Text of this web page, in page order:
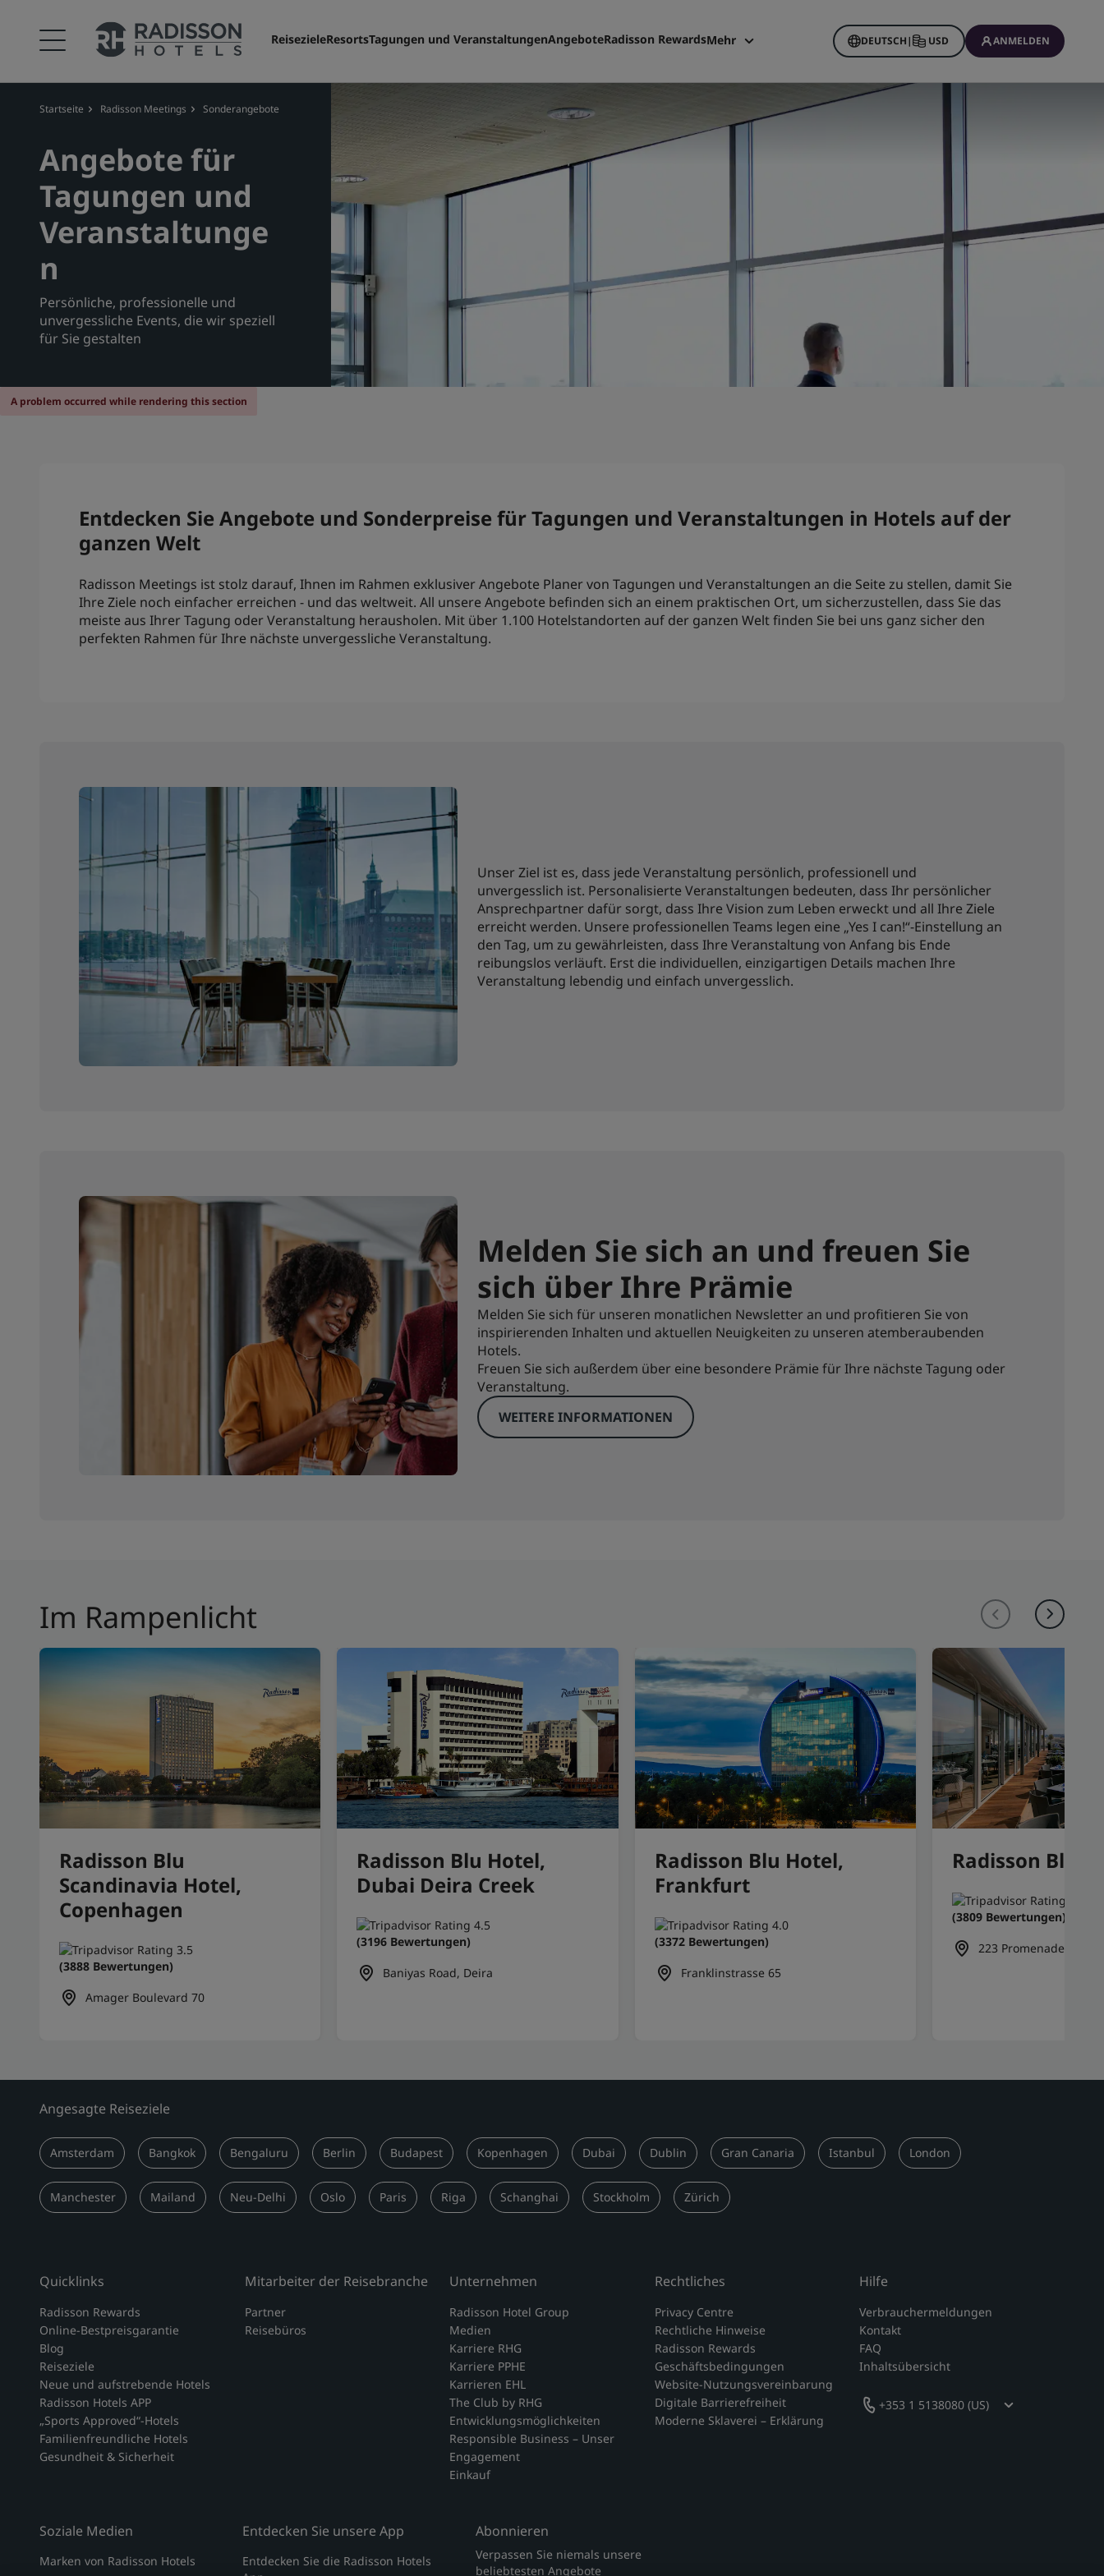
ReisezieleResortsTagungen und VeranstaltungenAngeboteRadisson RewardsMehr
Meine Buchungen
DEUTSCH| USD ANMELDEN
Startseite Radisson Meetings Sonderangebote
Angebote für
Tagungen und
Veranstaltunge
n
Persönliche, professionelle und
unvergessliche Events, die wir speziell
für Sie gestalten
A problem occurred while rendering this section
Entdecken Sie Angebote und Sonderpreise für Tagungen und Veranstaltungen in Hotels auf der
ganzen Welt
Radisson Meetings ist stolz darauf, Ihnen im Rahmen exklusiver Angebote Planer von Tagungen und Veranstaltungen an die Seite zu stellen, damit Sie
Ihre Ziele noch einfacher erreichen - und das weltweit. All unsere Angebote befinden sich an einem praktischen Ort, um sicherzustellen, dass Sie das
meiste aus Ihrer Tagung oder Veranstaltung herausholen. Mit über 1.100 Hotelstandorten auf der ganzen Welt finden Sie bei uns ganz sicher den
perfekten Rahmen für Ihre nächste unvergessliche Veranstaltung.
Unser Ziel ist es, dass jede Veranstaltung persönlich, professionell und
unvergesslich ist. Personalisierte Veranstaltungen bedeuten, dass Ihr persönlicher
Ansprechpartner dafür sorgt, dass Ihre Vision zum Leben erweckt und all Ihre Ziele
erreicht werden. Unsere professionellen Teams legen eine „Yes I can!“-Einstellung an
den Tag, um zu gewährleisten, dass Ihre Veranstaltung von Anfang bis Ende
reibungslos verläuft. Erst die individuellen, einzigartigen Details machen Ihre
Veranstaltung lebendig und einfach unvergesslich.
Melden Sie sich an und freuen Sie
sich über Ihre Prämie
Melden Sie sich für unseren monatlichen Newsletter an und profitieren Sie von
inspirierenden Inhalten und aktuellen Neuigkeiten zu unseren atemberaubenden
Hotels.
Freuen Sie sich außerdem über eine besondere Prämie für Ihre nächste Tagung oder
Veranstaltung.
WEITERE INFORMATIONEN
Im Rampenlicht
Radisson Blu
Scandinavia Hotel,
Copenhagen
(3888 Bewertungen)
Amager Boulevard 70
Radisson Blu Hotel,
Dubai Deira Creek
(3196 Bewertungen)
Baniyas Road, Deira
Radisson Blu Hotel,
Frankfurt
(3372 Bewertungen)
Franklinstrasse 65
Radisson Blu
(3809 Bewertungen)
223 Promenade Des
Angesagte Reiseziele
Amsterdam Bangkok Bengaluru Berlin Budapest Kopenhagen Dubai Dublin Gran Canaria Istanbul London
Manchester Mailand Neu-Delhi Oslo Paris Riga Schanghai Stockholm Zürich
Quicklinks
Radisson Rewards
Online-Bestpreisgarantie
Blog
Reiseziele
Neue und aufstrebende Hotels
Radisson Hotels APP
„Sports Approved“-Hotels
Familienfreundliche Hotels
Gesundheit & Sicherheit
Mitarbeiter der Reisebranche
Partner
Reisebüros
Unternehmen
Radisson Hotel Group
Medien
Karriere RHG
Karriere PPHE
Karrieren EHL
The Club by RHG
Entwicklungsmöglichkeiten
Responsible Business – Unser
Engagement
Einkauf
Rechtliches
Privacy Centre
Rechtliche Hinweise
Radisson Rewards
Geschäftsbedingungen
Website-Nutzungsvereinbarung
Digitale Barrierefreiheit
Moderne Sklaverei – Erklärung
Hilfe
Verbrauchermeldungen
Kontakt
FAQ
Inhaltsübersicht
+353 1 5138080 (US)
Soziale Medien
Marken von Radisson Hotels
Entdecken Sie unsere App
Entdecken Sie die Radisson Hotels
Abonnieren
Verpassen Sie niemals unsere
beliebtesten Angebote